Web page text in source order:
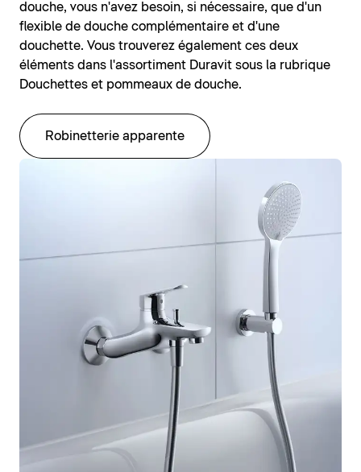
douche, vous n'avez besoin, si nécessaire, que d'un
flexible de douche complémentaire et d'une
douchette. Vous trouverez également ces deux
éléments dans l'assortiment Duravit sous la rubrique
Douchettes et pommeaux de douche.
Robinetterie apparente